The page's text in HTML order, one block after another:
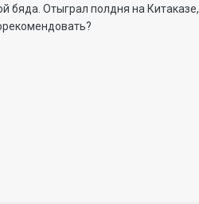
бяда. Отыграл полдня на Китаказе,